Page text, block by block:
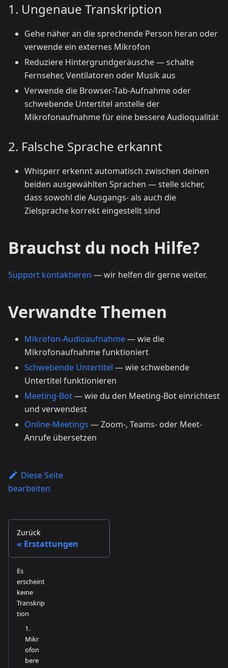
1. Ungenaue Transkription
Gehe näher an die sprechende Person heran oder
verwende ein externes Mikrofon
Reduziere Hintergrundgeräusche — schalte
Fernseher, Ventilatoren oder Musik aus
Verwende die Browser-Tab-Aufnahme oder
schwebende Untertitel anstelle der
Mikrofonaufnahme für eine bessere Audioqualität
2. Falsche Sprache erkannt
Whisperr erkennt automatisch zwischen deinen
beiden ausgewählten Sprachen — stelle sicher,
dass sowohl die Ausgangs- als auch die
Zielsprache korrekt eingestellt sind
Brauchst du noch Hilfe?
Support kontaktieren — wir helfen dir gerne weiter.
Verwandte Themen
Mikrofon-Audioaufnahme— wie die
Mikrofonaufnahme funktioniert
Schwebende Untertitel — wie schwebende
Untertitel funktionieren
Meeting-Bot— wie du den Meeting-Bot einrichtest
und verwendest
Online-Meetings — Zoom-, Teams- oder Meet-
Anrufe übersetzen
Diese Seite
bearbeiten
Zurück
Erstattungen
Es
erscheint
keine
Transkrip
tion
1.
Mikr
ofon
bere